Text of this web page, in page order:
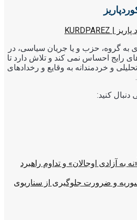
به گروه، حزب و یا جریان سیاسی، در
رایج احساس نمی کند و تلاش دارد تا
و خردمندانه به وقایع و رخدادهای
کنید:
به آزادی اوجالان» و تداوم راهبرد
سوریه و ضرورت جلوگیری از سناریوی